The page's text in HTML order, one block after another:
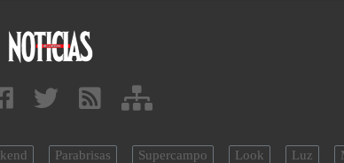
Parabrisas Supercampo Look Luz